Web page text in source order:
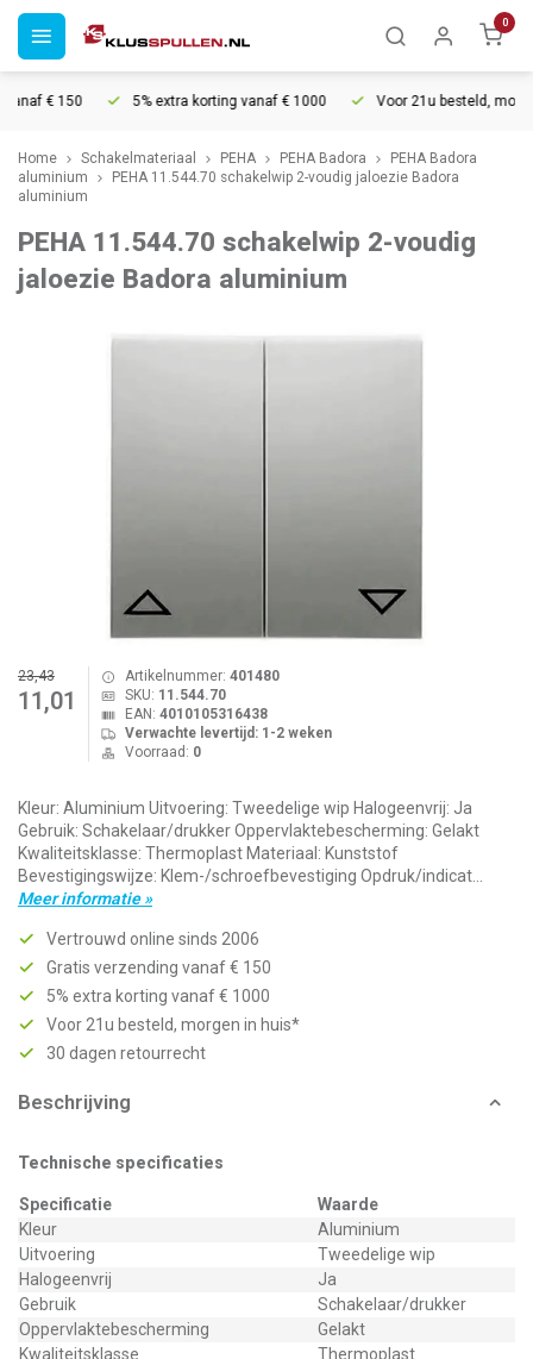
0
€ 150 5% extra korting vanaf € 1000 Voor 21u besteld, morgen
Home Schakelmateriaal PEHA PEHA Badora
PEHA Badora
aluminium
PEHA 11.544.70 schakelwip 2-voudig jaloezie Badora
aluminium
PEHA 11.544.70 schakelwip 2-voudig
jaloezie Badora aluminium
23,43
11,01
Artikelnummer: 401480
SKU: 11.544.70
EAN: 4010105316438
Verwachte levertijd: 1-2 weken
Voorraad: 0
Kleur: Aluminium Uitvoering: Tweedelige wip Halogeenvrij: Ja
Gebruik: Schakelaar/drukker Oppervlaktebescherming: Gelakt
Kwaliteitsklasse: Thermoplast Materiaal: Kunststof
Bevestigingswijze: Klem-/schroefbevestiging Opdruk/indicat...
Meer informatie »
Vertrouwd online sinds 2006
Gratis verzending vanaf € 150
5% extra korting vanaf € 1000
Voor 21u besteld, morgen in huis*
30 dagen retourrecht
Beschrijving
Technische specificaties
Specificatie
Waarde
Kleur
Aluminium
Uitvoering
Tweedelige wip
Halogeenvrij
Ja
Gebruik
Schakelaar/drukker
Oppervlaktebescherming
Gelakt
Kwaliteitsklasse
Thermoplast